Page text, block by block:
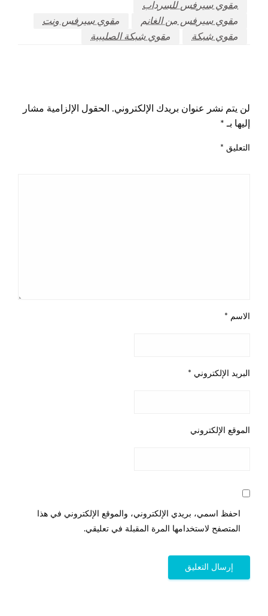
مقوي سيرفس للسرداب
مقوي سيرفس من الغانم
مقوي سيرفس ونت
مقوي شبكة
مقوي شبكة الصليبية
لن يتم نشر عنوان بريدك الإلكتروني.
الحقول الإلزامية مشار
إليها بـ *
التعليق *
الاسم *
البريد الإلكتروني *
الموقع الإلكتروني
احفظ اسمي، بريدي الإلكتروني، والموقع الإلكتروني في هذا
المتصفح لاستخدامها المرة المقبلة في تعليقي.